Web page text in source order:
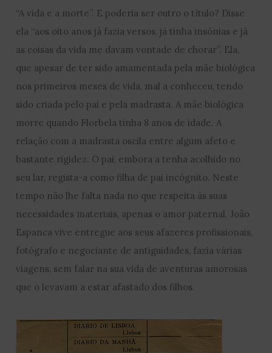
“A vida e a morte”. E poderia ser outro o título? Disse
ela “aos oito anos já fazia versos, já tinha insónias e já
as coisas da vida me davam vontade de chorar”. Ela,
que apesar de ter sido amamentada pela mãe biológica
nos primeiros meses de vida, mal a conheceu, tendo
sido criada pelo pai e pela madrasta. A mãe biológica
morre quando Florbela tinha 8 anos de idade. A
relação com a madrasta oscila entre algum afeto e
bastante rigidez. O pai, embora a tenha acolhido no
seu lar, regista-a como filha de pai incógnito. Neste
tempo não lhe falta nada no que respeita às suas
necessidades materiais, apenas o amor paternal. João
Espanca vive entregue aos seus afazeres profissionais,
fotógrafo e negociante de antiguidades, fazia várias
viagens, sem falar na sua vida de aventuras amorosas
que o levavam a estar afastado dos filhos.